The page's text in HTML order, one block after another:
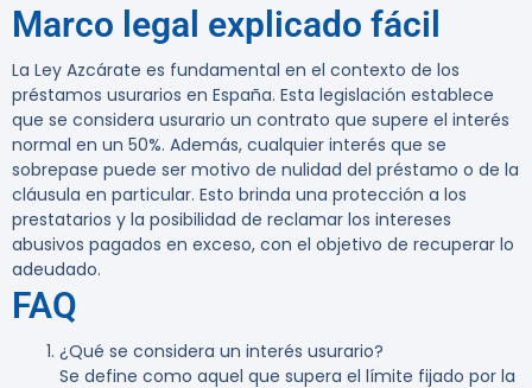
Marco legal explicado fácil
La Ley Azcárate es fundamental en el contexto de los
préstamos usurarios en España. Esta legislación establece
que se considera usurario un contrato que supere el interés
normal en un 50%. Además, cualquier interés que se
sobrepase puede ser motivo de nulidad del préstamo o de la
cláusula en particular. Esto brinda una protección a los
prestatarios y la posibilidad de reclamar los intereses
abusivos pagados en exceso, con el objetivo de recuperar lo
adeudado.
FAQ
¿Qué se considera un interés usurario?
Se define como aquel que supera el límite fijado por la